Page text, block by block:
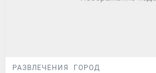
РАЗВЛЕЧЕНИЯ ГОРОД